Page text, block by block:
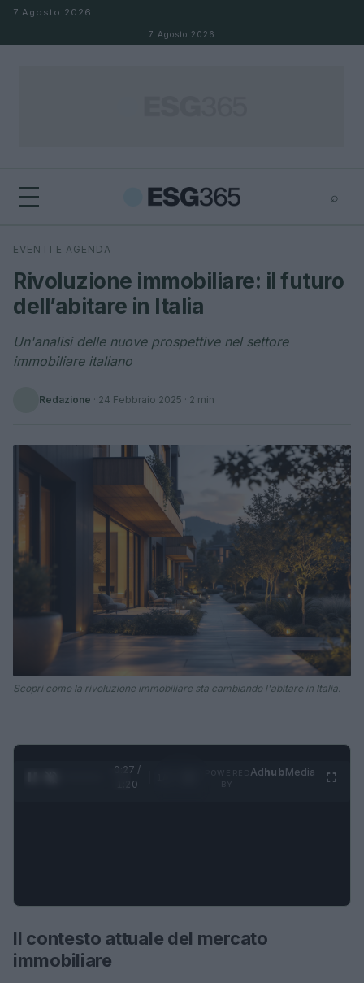
Salta al contenuto
7 Agosto 2026
7 Agosto 2026
⌕
Cerca
EVENTI E AGENDA
Rivoluzione immobiliare: il futuro
dell’abitare in Italia
Un'analisi delle nuove prospettive nel settore
immobiliare italiano
Redazione · 24 Febbraio 2025 · 2 min
Scopri come la rivoluzione immobiliare sta cambiando l'abitare in Italia.
0:28 /
1:20
AdhubMedia
Il contesto attuale del mercato
immobiliare